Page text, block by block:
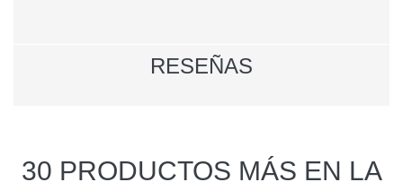
RESEÑAS
30 PRODUCTOS MÁS EN LA